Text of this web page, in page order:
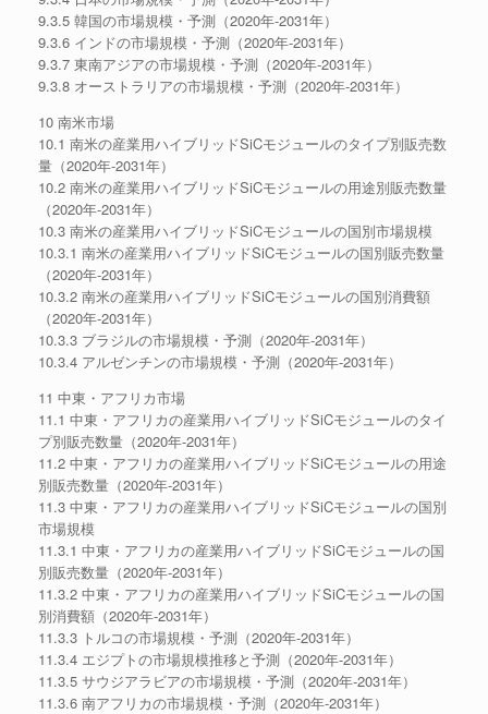
9.3.5 韓国の市場規模・予測（2020年-2031年）
9.3.6 インドの市場規模・予測（2020年-2031年）
9.3.7 東南アジアの市場規模・予測（2020年-2031年）
9.3.8 オーストラリアの市場規模・予測（2020年-2031年）
10 南米市場
10.1 南米の産業用ハイブリッドSiCモジュールのタイプ別販売数
量（2020年-2031年）
10.2 南米の産業用ハイブリッドSiCモジュールの用途別販売数量
（2020年-2031年）
10.3 南米の産業用ハイブリッドSiCモジュールの国別市場規模
10.3.1 南米の産業用ハイブリッドSiCモジュールの国別販売数量
（2020年-2031年）
10.3.2 南米の産業用ハイブリッドSiCモジュールの国別消費額
（2020年-2031年）
10.3.3 ブラジルの市場規模・予測（2020年-2031年）
10.3.4 アルゼンチンの市場規模・予測（2020年-2031年）
11 中東・アフリカ市場
11.1 中東・アフリカの産業用ハイブリッドSiCモジュールのタイ
プ別販売数量（2020年-2031年）
11.2 中東・アフリカの産業用ハイブリッドSiCモジュールの用途
別販売数量（2020年-2031年）
11.3 中東・アフリカの産業用ハイブリッドSiCモジュールの国別
市場規模
11.3.1 中東・アフリカの産業用ハイブリッドSiCモジュールの国
別販売数量（2020年-2031年）
11.3.2 中東・アフリカの産業用ハイブリッドSiCモジュールの国
別消費額（2020年-2031年）
11.3.3 トルコの市場規模・予測（2020年-2031年）
11.3.4 エジプトの市場規模推移と予測（2020年-2031年）
11.3.5 サウジアラビアの市場規模・予測（2020年-2031年）
11.3.6 南アフリカの市場規模・予測（2020年-2031年）